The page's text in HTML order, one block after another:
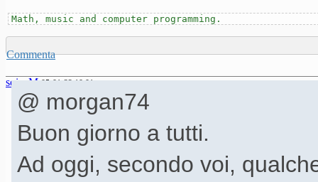
Math, music and computer programming.
Commenta
soicaM 05-01-22 10.01
@ morgan74
Buon giorno a tutti.
Ad oggi, secondo voi,